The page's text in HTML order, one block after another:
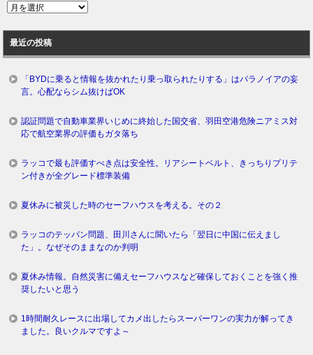
過
ロ
グ
最近の投稿
「BYDに乗ると情報を抜かれたり乗っ取られたりする」はパラノイアの妄
言。心配ならシム抜けばOK
認証問題で自動車業界いじめに終始した国交省、羽田空港危険ニアミス対
応で航空業界の評価もガタ落ち
ラッコで最も評価すべき点は安全性。リアシートベルト、きっちりプリテ
ン付きが全グレード標準装備
夏休みに被災した時のセーフハウスを考える。その２
ラッコのテッパン問題、田川さんに聞いたら「翌日に中国に伝えまし
た」。なぜそのままなのか判明
夏休み情報。自然災害に備えセーフハウスなど確保しておくことを強く推
奨したいと思う
1時間耐久レースに出場してカメ出したらスーパーワンの実力が解ってき
ました。良いクルマですよ～